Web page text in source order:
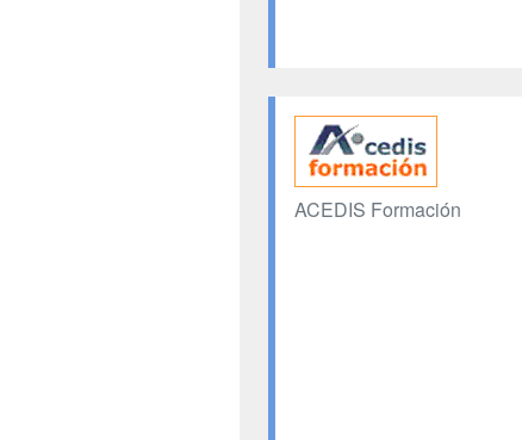
ACEDIS Formación